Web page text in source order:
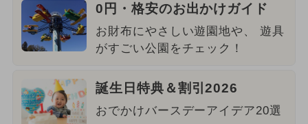
0円・格安のお出かけガイド
お財布にやさしい遊園地や、 遊具
がすごい公園をチェック！
誕生日特典＆割引2026
おでかけバースデーアイデア20選